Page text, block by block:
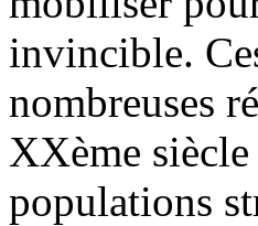
invincible.
nombreuses
XXème
populations